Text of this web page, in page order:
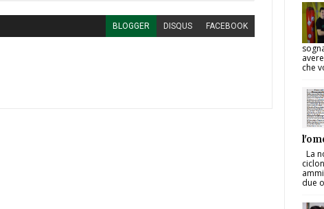
BLOGGER DISQUS FACEBOOK
che
La
due